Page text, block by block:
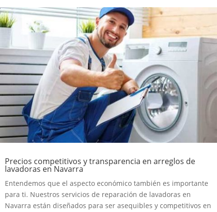
Precios competitivos y transparencia en arreglos de
lavadoras en Navarra
Entendemos que el aspecto económico también es importante
para ti. Nuestros servicios de reparación de lavadoras en
Navarra están diseñados para ser asequibles y competitivos en